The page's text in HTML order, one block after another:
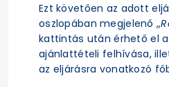
Ezt követően az adott
oszlopában megjelenő „
kattintás után érhető el
ajánlattételi felhívása,
az eljárásra vonatkozó